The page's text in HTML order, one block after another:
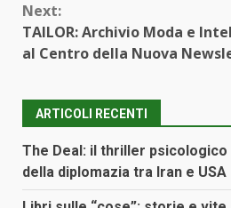
Next:
TAILOR: Archivio Moda e
al Centro della Nuova
ARTICOLI RECENTI
The Deal: il thriller
della diplomazia tra Iran e USA